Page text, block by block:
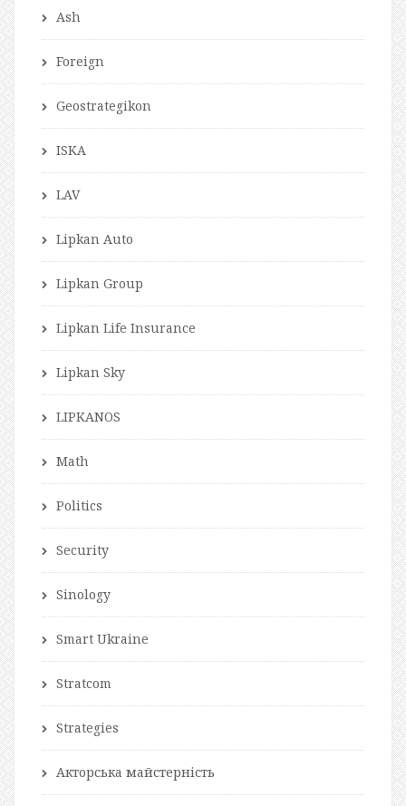
Ash
Foreign
Geostrategikon
ISKA
LAV
Lipkan Auto
Lipkan Group
Lipkan Life Insurance
Lipkan Sky
LIPKANOS
Math
Politics
Security
Sinology
Smart Ukraine
Stratcom
Strategies
Акторська майстерність